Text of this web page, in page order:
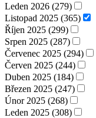
Leden 2026 (279)
Listopad 2025 (365)
Říjen 2025 (299)
Srpen 2025 (287)
Červenec 2025 (294)
Červen 2025 (244)
Duben 2025 (184)
Březen 2025 (247)
Únor 2025 (268)
Leden 2025 (308)